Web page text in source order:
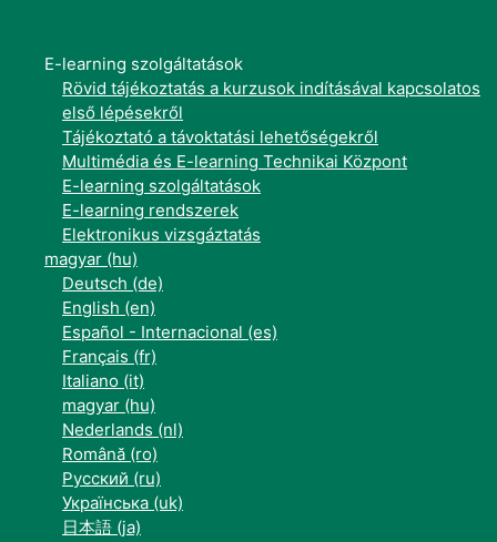
E-learning szolgáltatások
Rövid tájékoztatás a kurzusok indításával kapcsolatos
első lépésekről
Tájékoztató a távoktatási lehetőségekről
Multimédia és E-learning Technikai Központ
E-learning szolgáltatások
E-learning rendszerek
Elektronikus vizsgáztatás
magyar ‎(hu)‎
Deutsch ‎(de)‎
English ‎(en)‎
Español - Internacional ‎(es)‎
Français ‎(fr)‎
Italiano ‎(it)‎
magyar ‎(hu)‎
Nederlands ‎(nl)‎
Română ‎(ro)‎
Русский ‎(ru)‎
Українська ‎(uk)‎
日本語 ‎(ja)‎